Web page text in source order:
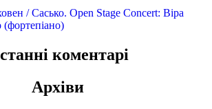
/ Сасько. Open Stage Concert: Віра
(фортепіано)
коментарі
Архіви